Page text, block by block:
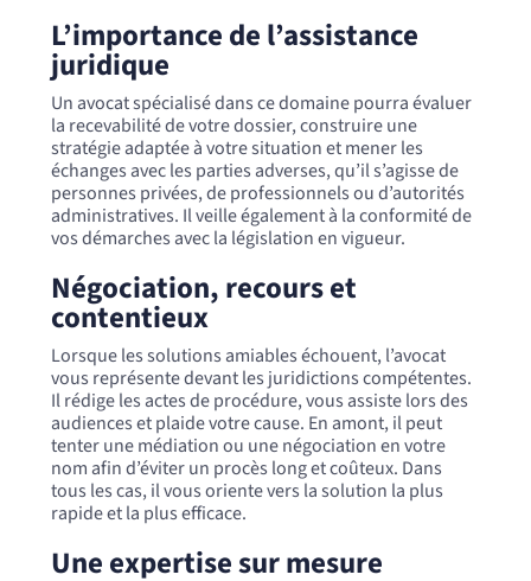
L’importance de l’assistance
juridique
Un avocat spécialisé dans ce domaine pourra évaluer
la recevabilité de votre dossier, construire une
stratégie adaptée à votre situation et mener les
échanges avec les parties adverses, qu’il s’agisse de
personnes privées, de professionnels ou d’autorités
administratives. Il veille également à la conformité de
vos démarches avec la législation en vigueur.
Négociation, recours et
contentieux
Lorsque les solutions amiables échouent, l’avocat
vous représente devant les juridictions compétentes.
Il rédige les actes de procédure, vous assiste lors des
audiences et plaide votre cause. En amont, il peut
tenter une médiation ou une négociation en votre
nom afin d’éviter un procès long et coûteux. Dans
tous les cas, il vous oriente vers la solution la plus
rapide et la plus efficace.
Une expertise sur mesure